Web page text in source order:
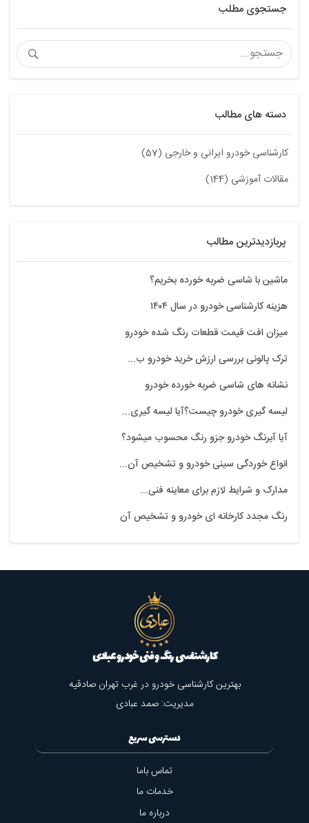
جستجوی مطلب
دسته های مطالب
کارشناسی خودرو ایرانی و خارجی (57)
مقالات آموزشی (144)
پربازدیدترین مطالب
ماشین با شاسی ضربه خورده بخریم؟
هزینه کارشناسی خودرو در سال ۱۴۰۴
میزان افت قیمت قطعات رنگ شده خودرو
ترک پالونی بررسی ارزش خرید خودرو ب...
نشانه های شاسی ضربه خورده خودرو
لیسه گیری خودرو چیست؟آیا لیسه گیری...
آیا آبرنگ خودرو جزو رنگ محسوب میشود؟
انواع خوردگی سینی خودرو و تشخیص آن...
مدارک و شرایط لازم برای معاینه فنی...
رنگ مجدد کارخانه ای خودرو و تشخیص آن
کارشناسی رنگ و فنی خودرو عبادی
بهترین کارشناسی خودرو در غرب تهران صادقیه
مدیریت: صمد عبادی
دسترسی سریع
تماس باما
خدمات ما
درباره ما